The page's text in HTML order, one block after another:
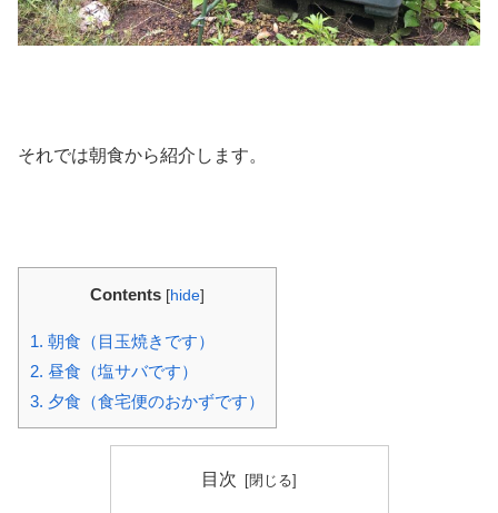
それでは朝食から紹介します。
Contents [hide]
1. 朝食（目玉焼きです）
2. 昼食（塩サバです）
3. 夕食（食宅便のおかずです）
目次